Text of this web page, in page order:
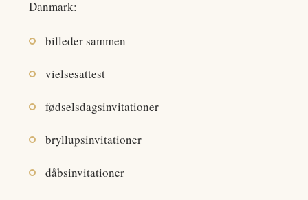
Danmark:
billeder sammen
vielsesattest
fødselsdagsinvitationer
bryllupsinvitationer
dåbsinvitationer